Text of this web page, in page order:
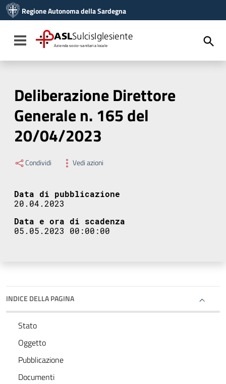
Vai al menu di navigazione
Vai al footer
Regione Autonoma della Sardegna
Toggle navigation
ASLSulcisIglesiente
Azienda socio-sanitaria locale
Deliberazione Direttore
Generale n. 165 del
20/04/2023
Condividi Vedi azioni
Data di pubblicazione
20.04.2023
Data e ora di scadenza
05.05.2023 00:00:00
INDICE DELLA PAGINA
Stato
Oggetto
Pubblicazione
Documenti